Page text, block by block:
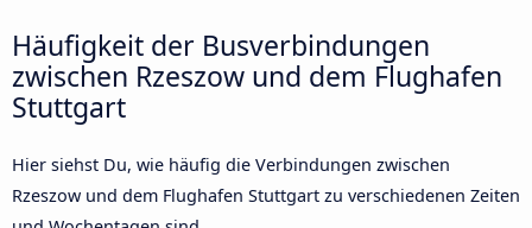
Häufigkeit der Busverbindungen
zwischen Rzeszow und dem Flughafen
Stuttgart
Hier siehst Du, wie häufig die Verbindungen zwischen
Rzeszow und dem Flughafen Stuttgart zu verschiedenen Zeiten